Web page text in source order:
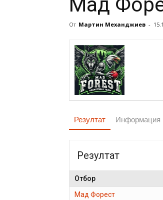
От Мартин Механджиев -
Резултат Информация
Резултат
Отбор
Мад Форест